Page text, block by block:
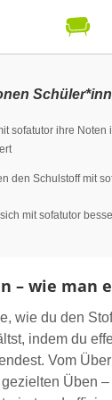
sofatutor ihre Noten
den Schulstoff mit
mit sofatutor
– wie man
wie du den
indem du
Vom
gezielten Üben